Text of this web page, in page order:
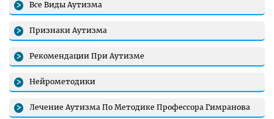
Все Виды Аутизма
Признаки Аутизма
Рекомендации При Аутизме
Нейрометодики
Лечение Аутизма По Методике Профессора Гимранова